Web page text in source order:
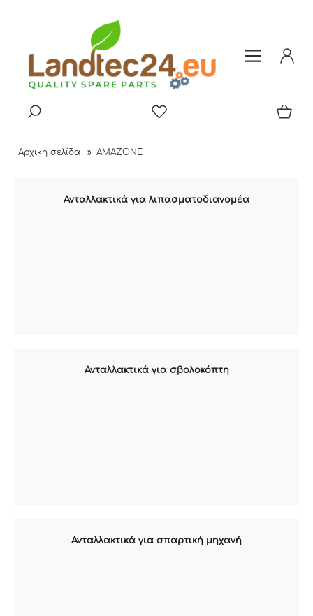
Αρχική σελίδα » AMAZONE
Ανταλλακτικά για λιπασματοδιανομέα
Ανταλλακτικά για σβολοκόπτη
Ανταλλακτικά για σπαρτική μηχανή